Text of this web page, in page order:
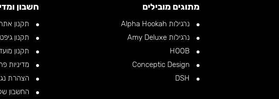
מתוגים מובילים
נרגילות Alpha Hookah
נרגילות Amy Deluxe
חשבון
תקנון
תקנון
תקנון
מדיניות
הצהרת
החשבון